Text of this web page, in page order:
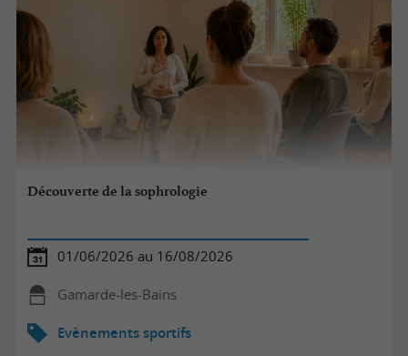
Découverte de la sophrologie
01/06/2026 au 16/08/2026
Gamarde-les-Bains
Evènements sportifs